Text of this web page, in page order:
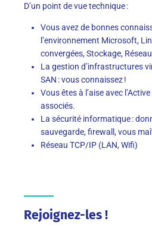
D’un point de vue technique:
Vous avez de bonnes
l’environnement Microsoft,
convergées, Stockage,
La gestion d’infrastructures
SAN : vous connaissez !
Vous êtes à l’aise avec
associés.
La sécurité informatique :
sauvegarde, firewall, vous
Réseau TCP/IP (LAN, Wifi)
Rejoignez-les !